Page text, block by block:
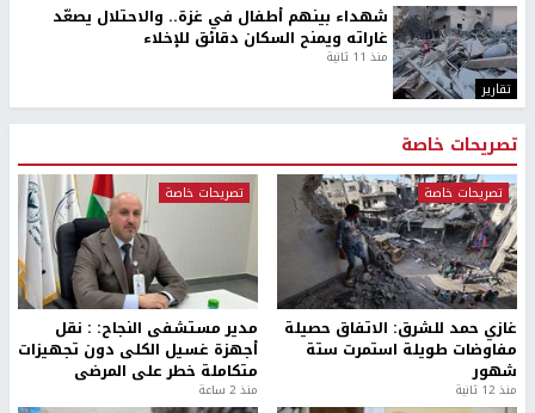
تقارير
شهداء بينهم أطفال في غزة.. والاحتلال يصعّد
غاراته ويمنح السكان دقائق للإخلاء
منذ 11 ثانية
تصريحات خاصة
تصريحات خاصة
غازي حمد للشرق: الاتفاق حصيلة
مفاوضات طويلة استمرت ستة
شهور
منذ 12 ثانية
تصريحات خاصة
مدير مستشفى النجاح: : نقل
أجهزة غسيل الكلى دون تجهيزات
متكاملة خطر على المرضى
منذ 2 ساعة